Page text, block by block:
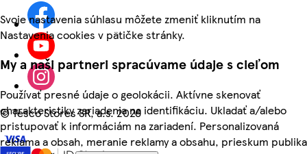
Svoje nastavenia súhlasu môžete zmeniť kliknutím na
Nastavenia cookies v pätičke stránky.
My a naši partneri spracúvame údaje s cieľom
Používať presné údaje o geolokácii. Aktívne skenovať
charakteristiky zariadenia na identifikáciu. Ukladať a/alebo
pristupovať k informáciám na zariadení. Personalizovaná
reklama a obsah, meranie reklamy a obsahu, prieskum publika
©Tesco Stores SR, a.s. 2026